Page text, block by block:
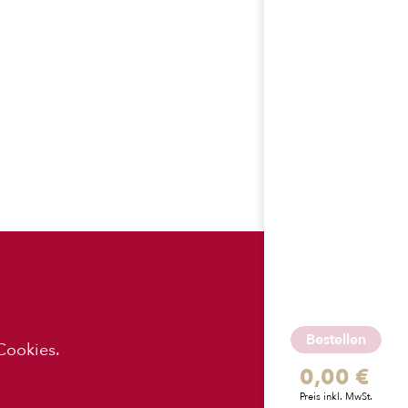
Bestellen
0,00 €
Preis inkl. MwSt.